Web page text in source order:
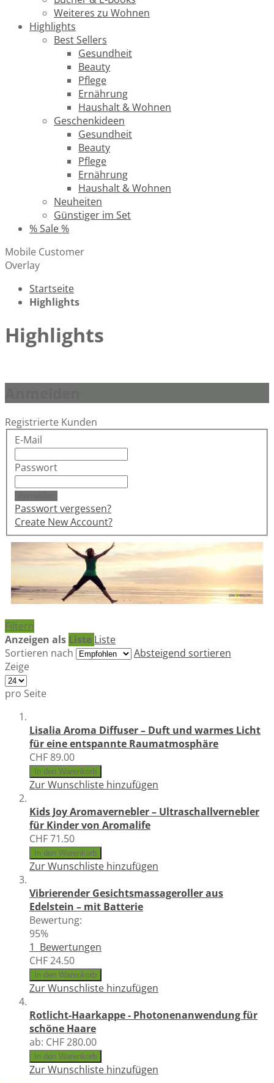
Weiteres zu Wohnen
Highlights
Best Sellers
Gesundheit
Beauty
Pflege
Ernährung
Haushalt & Wohnen
Geschenkideen
Gesundheit
Beauty
Pflege
Ernährung
Haushalt & Wohnen
Neuheiten
Günstiger im Set
% Sale %
Mobile Customer
Overlay
Startseite
Highlights
Highlights
Registrierte Kunden
E-Mail
Passwort
Passwort vergessen?
Create New Account?
Filtern
Anzeigen als Liste Liste
Sortieren nach
Absteigend sortieren
Zeige
pro Seite
Lisalia Aroma Diffuser – Duft und warmes Licht
für eine entspannte Raumatmosphäre
CHF 89.00
In den Warenkorb
Zur Wunschliste hinzufügen
Kids Joy Aromavernebler – Ultraschallvernebler
für Kinder von Aromalife
CHF 71.50
In den Warenkorb
Zur Wunschliste hinzufügen
Vibrierender Gesichtsmassageroller aus
Edelstein – mit Batterie
Bewertung:
95%
1 Bewertungen
CHF 24.50
In den Warenkorb
Zur Wunschliste hinzufügen
Rotlicht-Haarkappe - Photonenanwendung für
schöne Haare
ab: CHF 280.00
In den Warenkorb
Zur Wunschliste hinzufügen